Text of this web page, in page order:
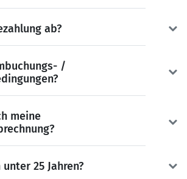
ab?
/
meine
25 Jahren?